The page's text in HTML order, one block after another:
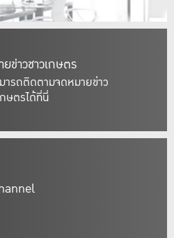
ข่าวชาวเกษตร
รถติดตามจดหมายข่าว
ษตรได้ที่นี่